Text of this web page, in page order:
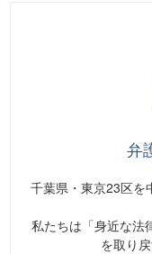
弁
千葉県・東京23区を
私たちは「身近な法
を取り